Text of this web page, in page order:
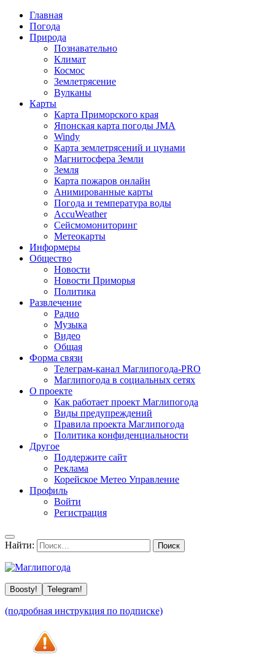
Главная
Погода
Природа
Познавательно
Климат
Космос
Землетрясение
Вулканы
Карты
Карта Приморского края
Японская карта погоды JMA
Windy
Карта землетрясений и цунами
Магнитосфера Земли
Земля
Карта пожаров онлайн
Анимированные карты
Погода и температура воды
AccuWeather
Сейсмомониторинг
Метеокарты
Информеры
Общество
Новости
Новости Приморья
Политика
Развлечение
Радио
Музыка
Видео
Общая
Форма связи
Телеграм-канал Маглипогода-PRO
Маглипогода в социальных сетях
О проекте
Как работает проект Маглипогода
Виды предупреждений
Правила проекта Маглипогода
Политика конфиденциальности
Другое
Поддержите сайт
Реклама
Корейское Метео Управление
Профиль
Войти
Регистрация
Найти:
Boosty! Telegram!
(подробная инструкция по подписке)